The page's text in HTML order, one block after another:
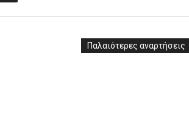
Παλαιότερες αναρτήσεις